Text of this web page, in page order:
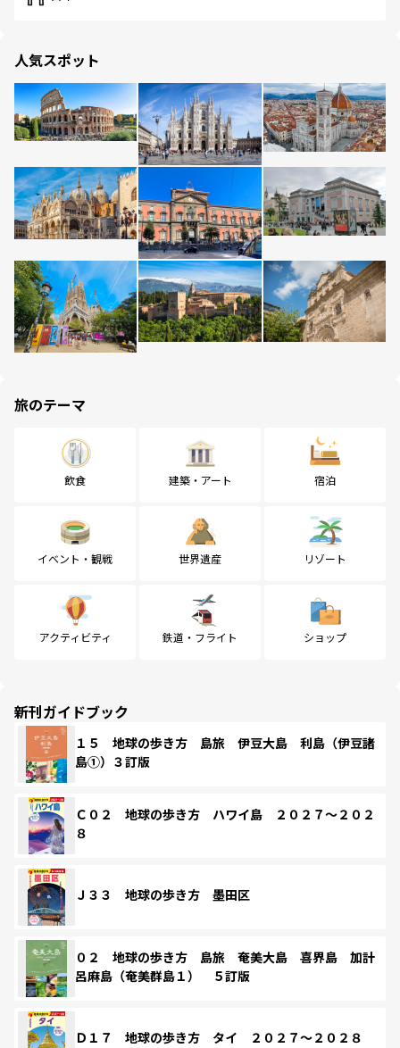
人気スポット
旅のテーマ
飲食 建築・アート 宿泊
イベント・観戦 世界遺産 リゾート
アクティビティ 鉄道・フライト ショップ
新刊ガイドブック
１５ 地球の歩き方 島旅 伊豆大島 利島（伊豆諸
島①）３訂版
Ｃ０２ 地球の歩き方 ハワイ島 ２０２７～２０２
８
Ｊ３３ 地球の歩き方 墨田区
０２ 地球の歩き方 島旅 奄美大島 喜界島 加計
呂麻島（奄美群島１） ５訂版
Ｄ１７ 地球の歩き方 タイ ２０２７～２０２８